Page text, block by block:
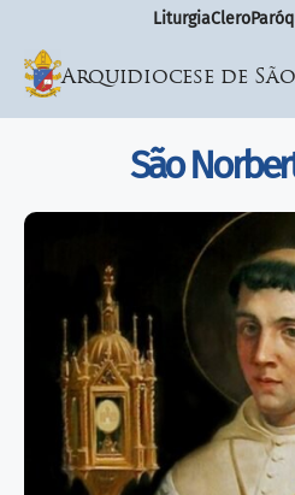
LiturgiaClero
Arquidiocese de
São